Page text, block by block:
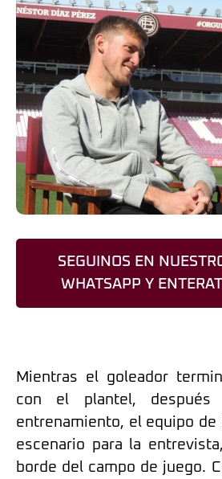
SEGUINOS EN
WHATSAPP Y
Mientras el goleador
con el plantel,
entrenamiento, el equipo de
escenario para la
borde del campo de juego.